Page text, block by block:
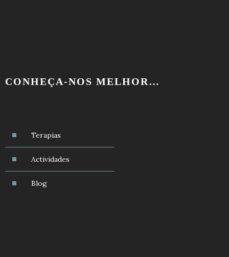
CONHEÇA-NOS MELHOR…
Terapias
Actividades
Blog